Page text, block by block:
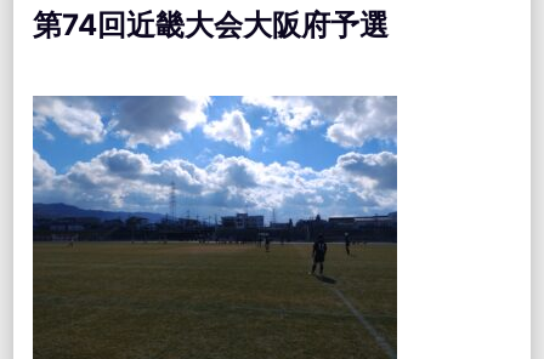
第74回近畿大会大阪府予選